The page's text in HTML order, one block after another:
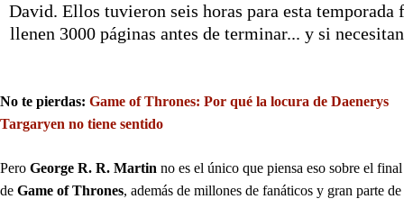
David. Ellos tuvieron seis horas para esta
llenen 3000 páginas antes de terminar... y si
No te pierdas: Game of Thrones: Por qué la locura de Daenerys
Targaryen no tiene sentido
Pero George R. R. Martin no es el único que piensa eso sobre el final
de Game of Thrones, además de millones de fanáticos y gran parte de